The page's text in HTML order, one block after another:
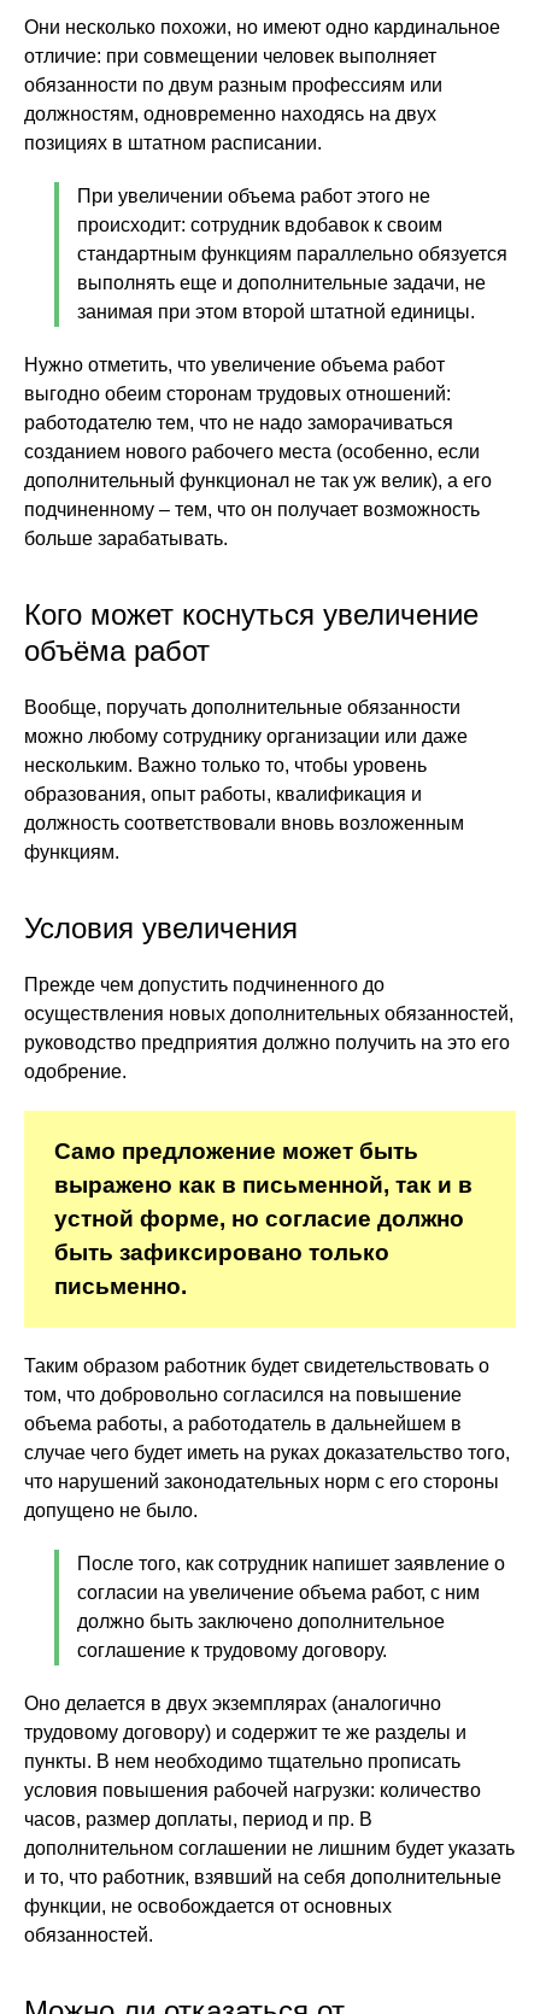
Они несколько похожи, но имеют одно кардинальное
отличие: при совмещении человек выполняет
обязанности по двум разным профессиям или
должностям, одновременно находясь на двух
позициях в штатном расписании.
При увеличении объема работ этого не
происходит: сотрудник вдобавок к своим
стандартным функциям параллельно обязуется
выполнять еще и дополнительные задачи, не
занимая при этом второй штатной единицы.
Нужно отметить, что увеличение объема работ
выгодно обеим сторонам трудовых отношений:
работодателю тем, что не надо заморачиваться
созданием нового рабочего места (особенно, если
дополнительный функционал не так уж велик), а его
подчиненному – тем, что он получает возможность
больше зарабатывать.
Кого может коснуться увеличение
объёма работ
Вообще, поручать дополнительные обязанности
можно любому сотруднику организации или даже
нескольким. Важно только то, чтобы уровень
образования, опыт работы, квалификация и
должность соответствовали вновь возложенным
функциям.
Условия увеличения
Прежде чем допустить подчиненного до
осуществления новых дополнительных обязанностей,
руководство предприятия должно получить на это его
одобрение.
Само предложение может быть
выражено как в письменной, так и в
устной форме, но согласие должно
быть зафиксировано только
письменно.
Таким образом работник будет свидетельствовать о
том, что добровольно согласился на повышение
объема работы, а работодатель в дальнейшем в
случае чего будет иметь на руках доказательство того,
что нарушений законодательных норм с его стороны
допущено не было.
После того, как сотрудник напишет заявление о
согласии на увеличение объема работ, с ним
должно быть заключено дополнительное
соглашение к трудовому договору.
Оно делается в двух экземплярах (аналогично
трудовому договору) и содержит те же разделы и
пункты. В нем необходимо тщательно прописать
условия повышения рабочей нагрузки: количество
часов, размер доплаты, период и пр. В
дополнительном соглашении не лишним будет указать
и то, что работник, взявший на себя дополнительные
функции, не освобождается от основных
обязанностей.